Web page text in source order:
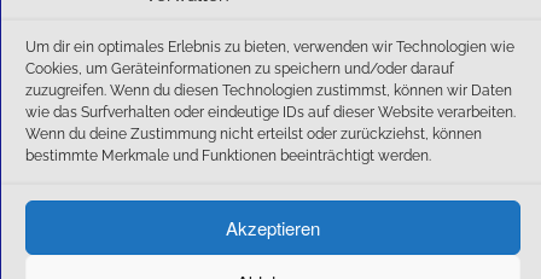
Um dir ein optimales Erlebnis zu bieten, verwenden wir Technologien wie
Cookies, um Geräteinformationen zu speichern und/oder darauf
zuzugreifen. Wenn du diesen Technologien zustimmst, können wir Daten
wie das Surfverhalten oder eindeutige IDs auf dieser Website verarbeiten.
Wenn du deine Zustimmung nicht erteilst oder zurückziehst, können
bestimmte Merkmale und Funktionen beeinträchtigt werden.
Akzeptieren
Neueste Beiträge
Ballschule erweitert!
6:1-Triumph im Heimfinale: Der SC Olching schießt sich zurück in die Landesliga!
Außensaison 2025
Start am 01. September!